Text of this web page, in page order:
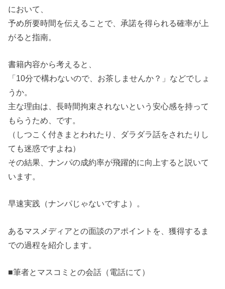
において、
予め所要時間を伝えることで、承諾を得られる確率が上
がると指南。
書籍内容から考えると、
「10分で構わないので、お茶しませんか？」などでしょ
うか。
主な理由は、長時間拘束されないという安心感を持って
もらうため、です。
（しつこく付きまとわれたり、ダラダラ話をされたりし
ても迷惑ですよね）
その結果、ナンパの成約率が飛躍的に向上すると説いて
います。
早速実践（ナンパじゃないですよ）。
あるマスメディアとの面談のアポイントを、獲得するま
での過程を紹介します。
■筆者とマスコミとの会話（電話にて）